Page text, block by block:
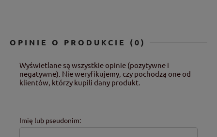
OPINIE O PRODUKCIE (0)
Wyświetlane są wszystkie opinie (pozytywne i
negatywne). Nie weryfikujemy, czy pochodzą one od
klientów, którzy kupili dany produkt.
Imię lub pseudonim: